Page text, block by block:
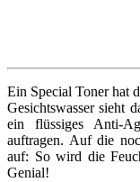
Ein Special Toner hat
Gesichtswasser sieht
ein flüssiges Anti-
auftragen. Auf die
auf: So wird die
Genial!